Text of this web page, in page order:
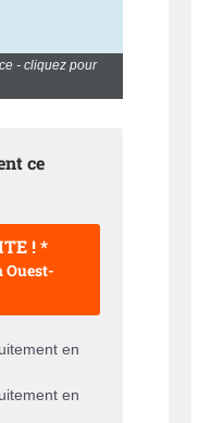
- cliquez pour
ce
! *
Ouest-
en
en